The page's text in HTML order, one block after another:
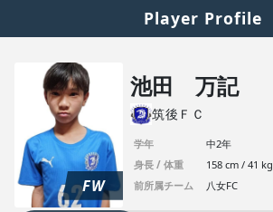
Player Profile
FW
池田 万記
筑後ＦＣ
学年
中2年
身長 / 体重
158 cm / 41 kg
前所属チーム
八女FC